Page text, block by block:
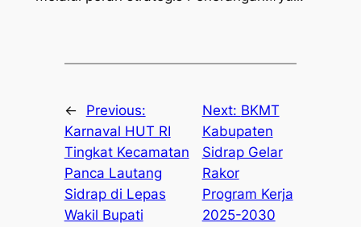
←
Previous:
Karnaval HUT RI
Tingkat Kecamatan
Panca Lautang
Sidrap di Lepas
Wakil Bupati
Next: BKMT
Kabupaten
Sidrap Gelar
Rakor
Program Kerja
2025-2030